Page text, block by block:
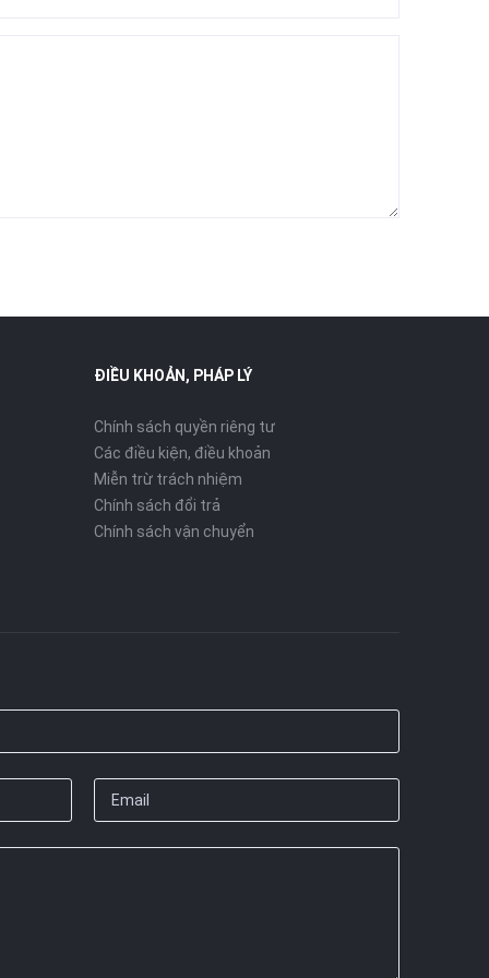
ĐIỀU KHOẢN, PHÁP LÝ
Chính sách quyền riêng tư
Các điều kiện, điều khoản
Miễn trừ trách nhiệm
Chính sách đổi trả
Chính sách vận chuyển